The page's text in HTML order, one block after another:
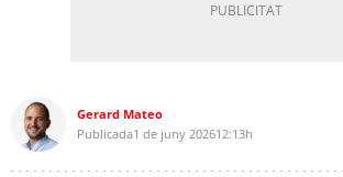
Gerard Mateo
Publicada1 de juny 202612:13h